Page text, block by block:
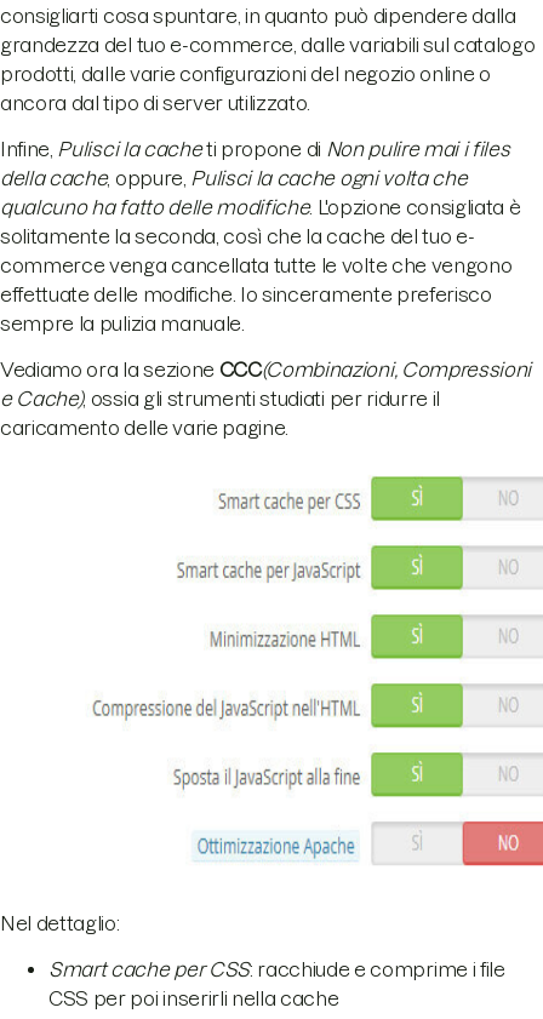
consigliarti cosa spuntare, in quanto può dipendere dalla
grandezza del tuo e-commerce, dalle variabili sul catalogo
prodotti, dalle varie configurazioni del negozio online o
ancora dal tipo di server utilizzato.
Infine, Pulisci la cacheti propone di Non pulire mai i files
della cache, oppure, Pulisci la cache ogni volta che
qualcuno ha fatto delle modifiche. L'opzione consigliata è
solitamente la seconda, così che la cache del tuo e-
commerce venga cancellata tutte le volte che vengono
effettuate delle modifiche. Io sinceramente preferisco
sempre la pulizia manuale.
Vediamo ora la sezione CCC(Combinazioni, Compressioni
e Cache), ossia gli strumenti studiati per ridurre il
caricamento delle varie pagine.
Nel dettaglio:
Smart cache per CSS: racchiude e comprime i file
CSS per poi inserirli nella cache